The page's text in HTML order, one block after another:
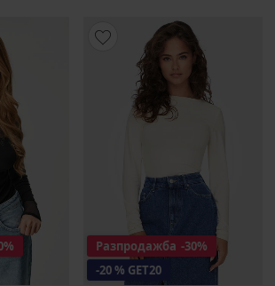
Разпродажба -30%
-20 % GET20